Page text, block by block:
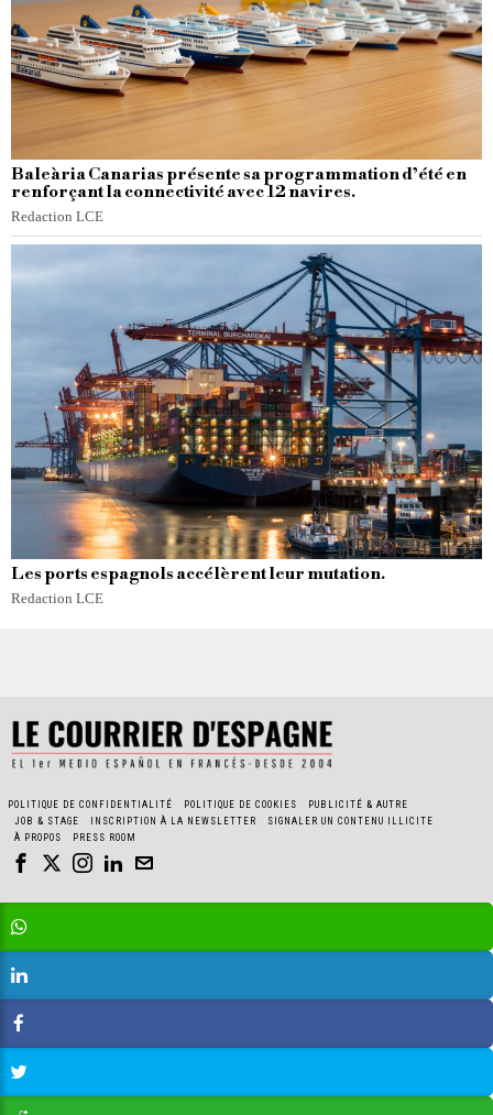
Baleària Canarias présente sa programmation d’été en
renforçant la connectivité avec 12 navires.
Redaction LCE
Les ports espagnols accélèrent leur mutation.
Redaction LCE
POLITIQUE DE CONFIDENTIALITÉ POLITIQUE DE COOKIES
PUBLICITÉ & AUTRE
JOB & STAGE
INSCRIPTION À LA NEWSLETTER
SIGNALER UN CONTENU ILLICITE
À PROPOS
PRESS ROOM